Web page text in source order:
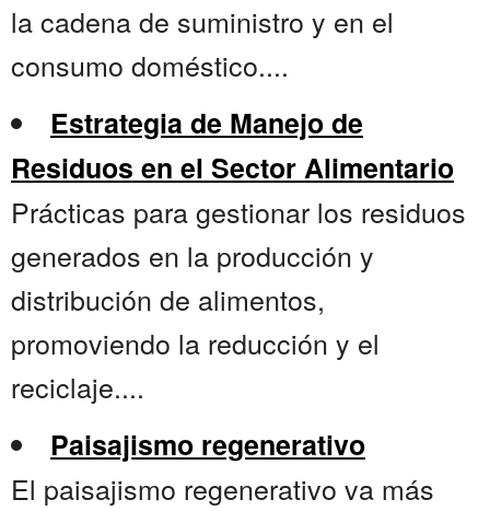
la cadena de suministro y en el
consumo doméstico....
Estrategia de Manejo de
Residuos en el Sector Alimentario
Prácticas para gestionar los residuos
generados en la producción y
distribución de alimentos,
promoviendo la reducción y el
reciclaje....
Paisajismo regenerativo
El paisajismo regenerativo va más